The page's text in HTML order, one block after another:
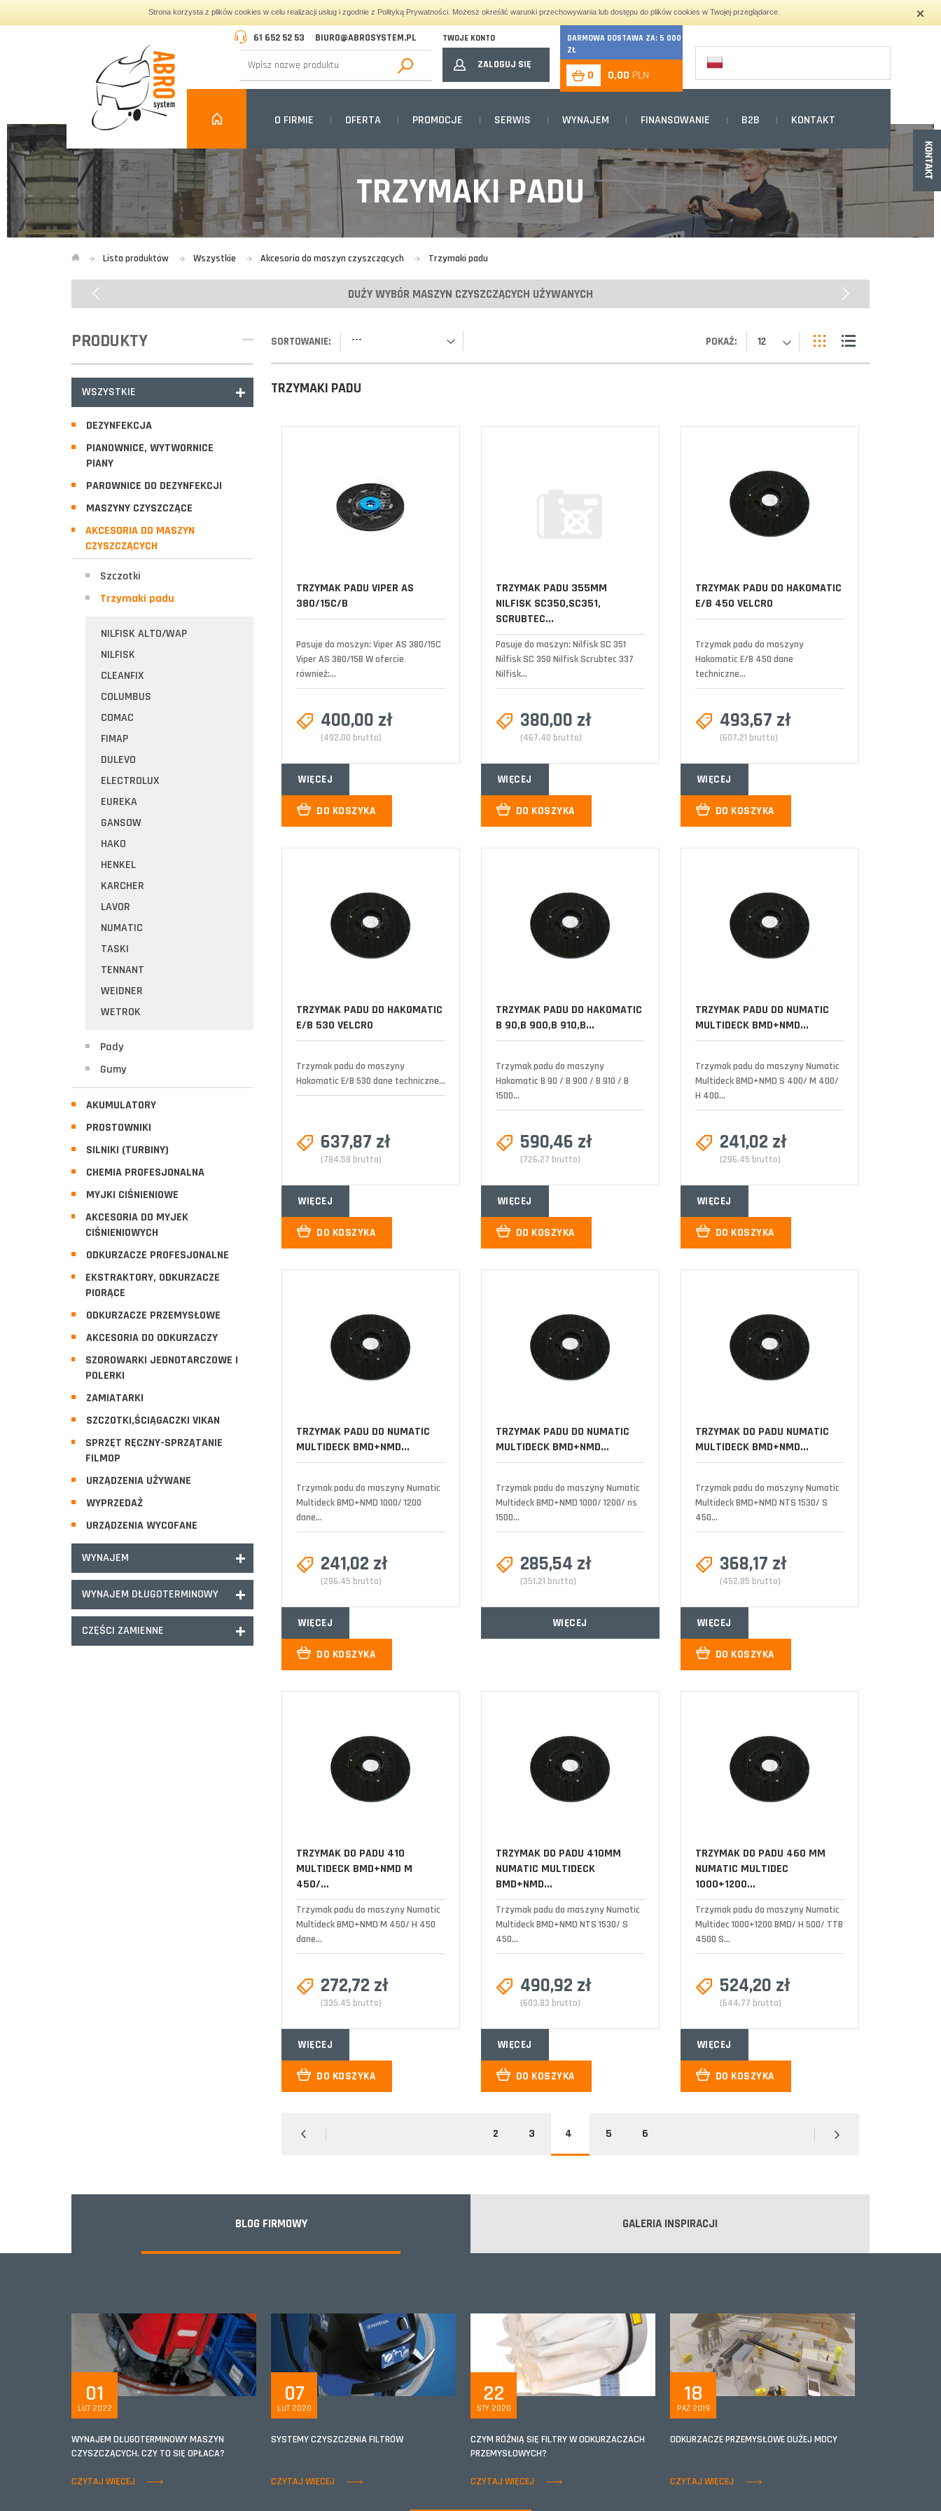
Strona korzysta z plików cookies w celu realizacji usług i zgodnie z Polityką Prywatności. Możesz określić warunki przechowywania lub dostępu do plików cookies w Twojej przeglądarce.
61 652 52 53 BIURO@ABROSYSTEM.PL TWOJE KONTO
ZALOGUJ SIĘ
DARMOWA DOSTAWA ZA: 5 000
ZŁ
0 0,00 PLN
O FIRMIE OFERTA PROMOCJE SERWIS WYNAJEM FINANSOWANIE B2B KONTAKT
TRZYMAKI PADU
Lista produktów Wszystkie Akcesoria do maszyn czyszczących Trzymaki padu
DUŻY WYBÓR MASZYN CZYSZCZĄCYCH UŻYWANYCH
PRODUKTY
WSZYSTKIE
DEZYNFEKCJA
PIANOWNICE, WYTWORNICE
PIANY
PAROWNICE DO DEZYNFEKCJI
MASZYNY CZYSZCZĄCE
AKCESORIA DO MASZYN
CZYSZCZĄCYCH
Szczotki
Trzymaki padu
NILFISK ALTO/WAP
NILFISK
CLEANFIX
COLUMBUS
COMAC
FIMAP
DULEVO
ELECTROLUX
EUREKA
GANSOW
HAKO
HENKEL
KARCHER
LAVOR
NUMATIC
TASKI
TENNANT
WEIDNER
WETROK
Pady
Gumy
AKUMULATORY
PROSTOWNIKI
SILNIKI (TURBINY)
CHEMIA PROFESJONALNA
MYJKI CIŚNIENIOWE
AKCESORIA DO MYJEK
CIŚNIENIOWYCH
ODKURZACZE PROFESJONALNE
EKSTRAKTORY, ODKURZACZE
PIORĄCE
ODKURZACZE PRZEMYSŁOWE
AKCESORIA DO ODKURZACZY
SZOROWARKI JEDNOTARCZOWE I
POLERKI
ZAMIATARKI
SZCZOTKI,ŚCIĄGACZKI VIKAN
SPRZĘT RĘCZNY-SPRZĄTANIE
FILMOP
URZĄDZENIA UŻYWANE
WYPRZEDAŻ
URZĄDZENIA WYCOFANE
WYNAJEM
WYNAJEM DŁUGOTERMINOWY
CZĘŚCI ZAMIENNE
SORTOWANIE: --- POKAŻ: 12
TRZYMAKI PADU
TRZYMAK PADU VIPER AS
380/15C/B
Pasuje do maszyn: Viper AS 380/15C
Viper AS 380/15B W ofercie
również:...
400,00 zł
(492,00 brutto)
WIĘCEJ
DO KOSZYKA
TRZYMAK PADU 355MM
NILFISK SC350,SC351,
SCRUBTEC...
Pasuje do maszyn: Nilfisk SC 351
Nilfisk SC 350 Nilfisk Scrubtec 337
Nilfisk...
380,00 zł
(467,40 brutto)
WIĘCEJ
DO KOSZYKA
TRZYMAK PADU DO HAKOMATIC
E/B 450 VELCRO
Trzymak padu do maszyny
Hakomatic E/B 450 dane
techniczne...
493,67 zł
(607,21 brutto)
WIĘCEJ
DO KOSZYKA
TRZYMAK PADU DO HAKOMATIC
E/B 530 VELCRO
Trzymak padu do maszyny
Hakomatic E/B 530 dane techniczne...
637,87 zł
(784,58 brutto)
WIĘCEJ
DO KOSZYKA
TRZYMAK PADU DO HAKOMATIC
B 90,B 900,B 910,B...
Trzymak padu do maszyny
Hakomatic B 90 / B 900 / B 910 / B
1500...
590,46 zł
(726,27 brutto)
WIĘCEJ
DO KOSZYKA
TRZYMAK PADU DO NUMATIC
MULTIDECK BMD+NMD...
Trzymak padu do maszyny Numatic
Multideck BMD+NMD S 400/ M 400/
H 400...
241,02 zł
(296,45 brutto)
WIĘCEJ
DO KOSZYKA
TRZYMAK PADU DO NUMATIC
MULTIDECK BMD+NMD...
Trzymak padu do maszyny Numatic
Multideck BMD+NMD 1000/ 1200
dane...
241,02 zł
(296,45 brutto)
WIĘCEJ
DO KOSZYKA
TRZYMAK PADU DO NUMATIC
MULTIDECK BMD+NMD...
Trzymak padu do maszyny Numatic
Multideck BMD+NMD 1000/ 1200/ ns
1500...
285,54 zł
(351,21 brutto)
WIĘCEJ
TRZYMAK DO PADU NUMATIC
MULTIDECK BMD+NMD...
Trzymak padu do maszyny Numatic
Multideck BMD+NMD NTS 1530/ S
450...
368,17 zł
(452,85 brutto)
WIĘCEJ
DO KOSZYKA
TRZYMAK DO PADU 410
MULTIDECK BMD+NMD M
450/...
Trzymak padu do maszyny Numatic
Multideck BMD+NMD M 450/ H 450
dane...
272,72 zł
(335,45 brutto)
WIĘCEJ
DO KOSZYKA
TRZYMAK DO PADU 410MM
NUMATIC MULTIDECK
BMD+NMD...
Trzymak padu do maszyny Numatic
Multideck BMD+NMD NTS 1530/ S
450...
490,92 zł
(603,83 brutto)
WIĘCEJ
DO KOSZYKA
TRZYMAK DO PADU 460 MM
NUMATIC MULTIDEC
1000+1200...
Trzymak padu do maszyny Numatic
Multidec 1000+1200 BMD/ H 500/ TTB
4500 S...
524,20 zł
(644,77 brutto)
WIĘCEJ
DO KOSZYKA
2 3 4 5 6
BLOG FIRMOWY GALERIA INSPIRACJI
01
LUT 2022
WYNAJEM DŁUGOTERMINOWY MASZYN
CZYSZCZĄCYCH. CZY TO SIĘ OPŁACA?
CZYTAJ WIĘCEJ
07
LUT 2020
SYSTEMY CZYSZCZENIA FILTRÓW
CZYTAJ WIĘCEJ
22
STY 2020
CZYM RÓŻNIĄ SIĘ FILTRY W ODKURZACZACH
PRZEMYSŁOWYCH?
CZYTAJ WIĘCEJ
18
PAŹ 2019
ODKURZACZE PRZEMYSŁOWE DUŻEJ MOCY
CZYTAJ WIĘCEJ